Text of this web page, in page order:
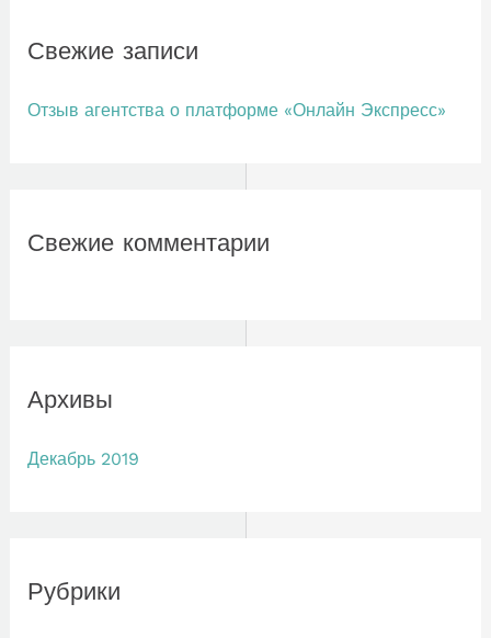
Свежие записи
Отзыв агентства о платформе «Онлайн Экспресс»
Свежие комментарии
Архивы
Декабрь 2019
Рубрики